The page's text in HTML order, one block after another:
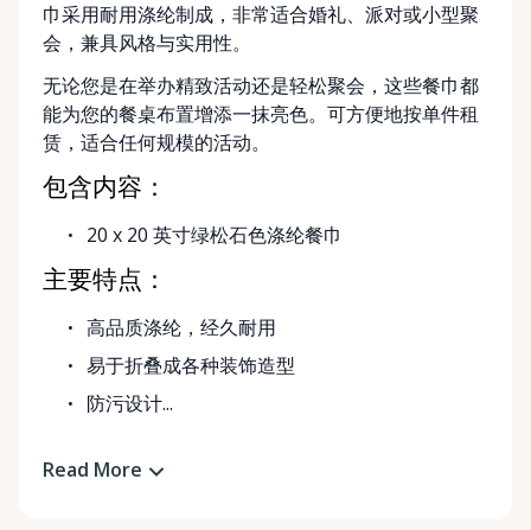
巾采用耐用涤纶制成，非常适合婚礼、派对或小型聚
会，兼具风格与实用性。
无论您是在举办精致活动还是轻松聚会，这些餐巾都
能为您的餐桌布置增添一抹亮色。可方便地按单件租
赁，适合任何规模的活动。
包含内容：
20 x 20 英寸绿松石色涤纶餐巾
主要特点：
高品质涤纶，经久耐用
易于折叠成各种装饰造型
防污设计...
Read More